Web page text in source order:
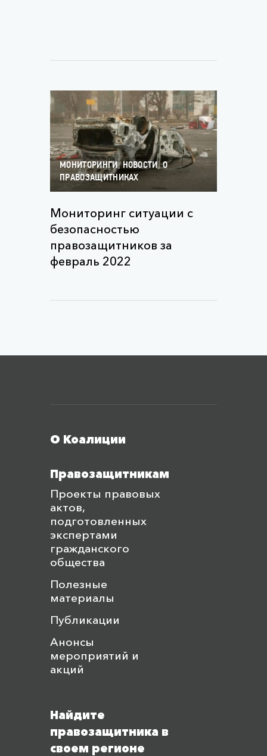
МОНИТОРИНГИ,НОВОСТИ,О
ПРАВОЗАЩИТНИКАХ
Мониторинг ситуации с
безопасностью
правозащитников за
февраль 2022
О Коалиции
Правозащитникам
Проекты правовых
актов,
подготовленных
экспертами
гражданского
общества
Полезные
материалы
Публикации
Анонсы
мероприятий и
акций
Найдите
правозащитника в
своем регионе